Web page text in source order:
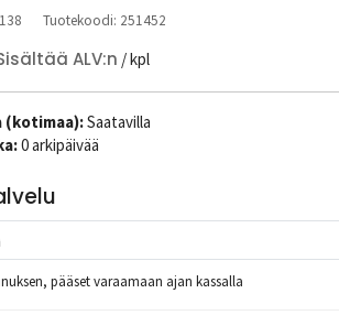
Tuotekoodi: 251452
ALV:n / kpl
Saatavilla
0 arkipäivää
pääset varaamaan ajan kassalla